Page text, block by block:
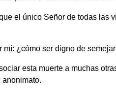
el único Señor de todas las
mí: ¿cómo ser digno de
esta muerte a muchas
anonimato.